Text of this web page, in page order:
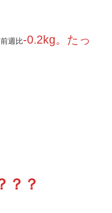
週比-0.2kg。たっ
？